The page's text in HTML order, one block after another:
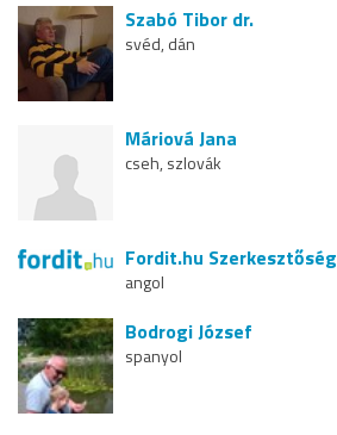
Szabó Tibor dr.
svéd, dán
Máriová Jana
cseh, szlovák
Fordit.hu Szerkesztőség
angol
Bodrogi József
spanyol